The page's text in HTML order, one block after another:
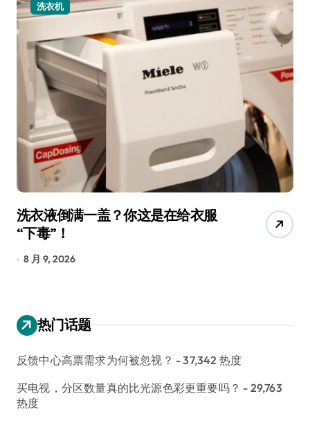
洗衣机
洗衣液倒满一盖？你这是在给衣服
“下毒”！
8 月 9, 2026
热门话题
反馈中心高票需求为何被忽视？ - 37,342 热度
买电视，分区数量真的比光源色彩更重要吗？ - 29,763
热度